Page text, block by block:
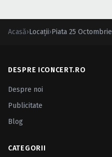
Acasă›Locații›Piata 25 Octombrie
DESPRE ICONCERT.RO
Despre noi
Publicitate
Blog
CATEGORII